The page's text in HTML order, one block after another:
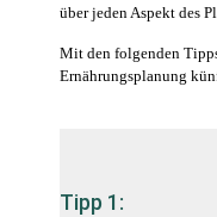
über jeden Aspekt des
Mit den folgenden
Ernährungsplanung
Tipp 1: